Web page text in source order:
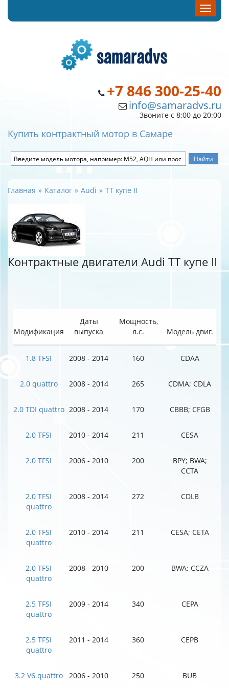
+7 846 300-25-40
info@samaradvs.ru
Звоните с 8:00 до 20:00
Купить контрактный мотор в Самаре
Главная Каталог Audi TT купе II
Контрактные двигатели Audi TT купе II
Модификация
Даты
выпуска
Мощность,
л.с.
Модель двиг.
1.8 TFSI 2008 - 2014 160 CDAA
2.0 quattro 2008 - 2014 265 CDMA; CDLA
2.0 TDI quattro 2008 - 2014 170 CBBB; CFGB
2.0 TFSI 2010 - 2014 211 CESA
2.0 TFSI 2006 - 2010 200
BPY; BWA;
CCTA
2.0 TFSI
quattro
2008 - 2014 272 CDLB
2.0 TFSI
quattro
2010 - 2014 211 CESA; CETA
2.0 TFSI
quattro
2008 - 2010 200 BWA; CCZA
2.5 TFSI
quattro
2009 - 2014 340 CEPA
2.5 TFSI
quattro
2011 - 2014 360 CEPB
3.2 V6 quattro 2006 - 2010 250 BUB